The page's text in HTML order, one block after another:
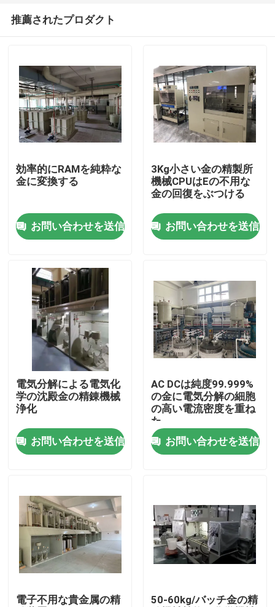
プロダクト
私達について
工場旅行
品質管理
私達に連絡しなさい
金の精錬機械
銀製の精製機械
プラチナ精錬装置
推薦されたプロダクト
効率的にRAMを純粋な
金に変換する
お問い合わせを送信
3Kg小さい金の精製所
機械CPUはEの不用な
金の回復をぶつける
お問い合わせを送信
電気分解による電気化
学の沈殿金の精錬機械
浄化
お問い合わせを送信
AC DCは純度99.999%
の金に電気分解の細胞
の高い電流密度を重ね
た
お問い合わせを送信
電子不用な貴金属の精
50-60kg/バッチ金の精